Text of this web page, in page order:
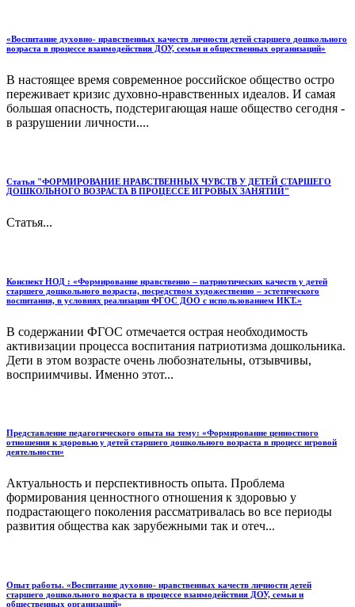
«Воспитание духовно- нравственных качеств личности детей старшего дошкольного
возраста в процессе взаимодействия ДОУ, семьи и общественных организаций»
В настоящее время современное российское общество остро
переживает кризис духовно-нравственных идеалов. И самая
большая опасность, подстеригающая наше общество сегодня -
в разрушении личности....
Статья "ФОРМИРОВАНИЕ НРАВСТВЕННЫХ ЧУВСТВ У ДЕТЕЙ СТАРШЕГО
ДОШКОЛЬНОГО ВОЗРАСТА В ПРОЦЕССЕ ИГРОВЫХ ЗАНЯТИЙ"
Статья...
Конспект НОД : «Формирование нравственно – патриотических качеств у детей
старшего дошкольного возраста, посредством художественно – эстетического
воспитания, в условиях реализации ФГОС ДОО с использованием ИКТ.»
В содержании ФГОС отмечается острая необходимость
активизации процесса воспитания патриотизма дошкольника.
Дети в этом возрасте очень любознательны, отзывчивы,
восприимчивы. Именно этот...
Представление педагогического опыта на тему: «Формирование ценностного
отношения к здоровью у детей старшего дошкольного возраста в процесс игровой
деятельности»
Актуальность и перспективность опыта. Проблема
формирования ценностного отношения к здоровью у
подрастающего поколения рассматривалась во все периоды
развития общества как зарубежными так и отеч...
Опыт работы. «Воспитание духовно- нравственных качеств личности детей
старшего дошкольного возраста в процессе взаимодействия ДОУ, семьи и
общественных организаций»